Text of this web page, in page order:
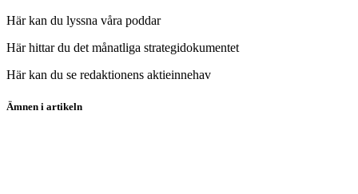
Här kan du lyssna våra poddar
Här hittar du det månatliga strategidokumentet
Här kan du se redaktionens aktieinnehav
Ämnen i artikeln